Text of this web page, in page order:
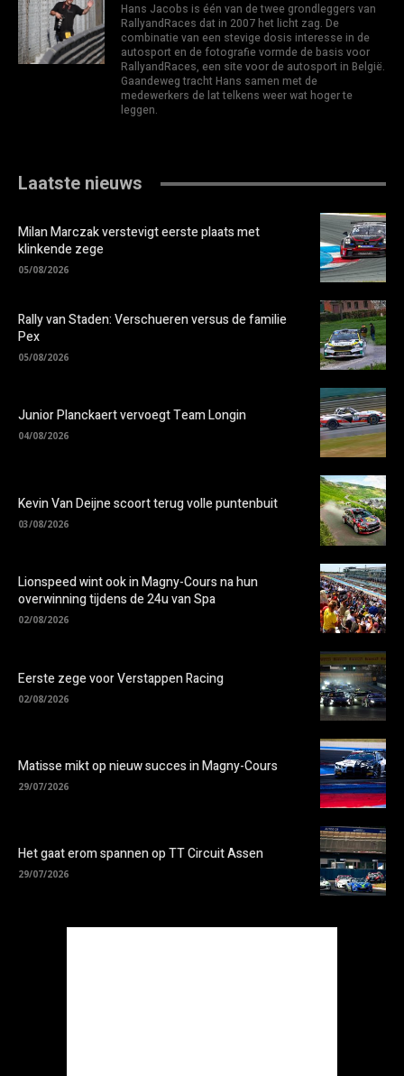
Hans Jacobs is één van de twee grondleggers van
RallyandRaces dat in 2007 het licht zag. De
combinatie van een stevige dosis interesse in de
autosport en de fotografie vormde de basis voor
RallyandRaces, een site voor de autosport in België.
Gaandeweg tracht Hans samen met de
medewerkers de lat telkens weer wat hoger te
leggen.
Laatste nieuws
Milan Marczak verstevigt eerste plaats met
klinkende zege
05/08/2026
Rally van Staden: Verschueren versus de familie
Pex
05/08/2026
Junior Planckaert vervoegt Team Longin
04/08/2026
Kevin Van Deijne scoort terug volle puntenbuit
03/08/2026
Lionspeed wint ook in Magny-Cours na hun
overwinning tijdens de 24u van Spa
02/08/2026
Eerste zege voor Verstappen Racing
02/08/2026
Matisse mikt op nieuw succes in Magny-Cours
29/07/2026
Het gaat erom spannen op TT Circuit Assen
29/07/2026